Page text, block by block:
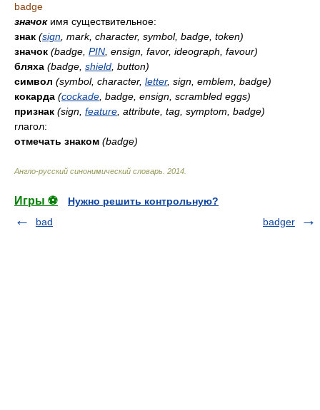
badge
значок имя существительное:
знак (sign , mark, character, symbol, badge, token)
значок (badge, PIN , ensign, favor, ideograph, favour)
бляха (badge, shield , button)
символ (symbol, character, letter, sign, emblem, badge)
кокарда (cockade , badge, ensign, scrambled eggs)
признак (sign, feature , attribute, tag, symptom, badge)
глагол:
отмечать знаком (badge)
Англо-русский синонимический словарь 2014
Игры ⚽
Нужно решить контрольную?
bad
badger